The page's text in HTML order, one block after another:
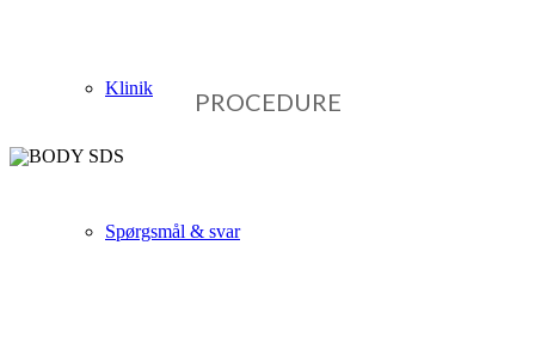
Klinik
Spørgsmål & svar
PROCEDURE